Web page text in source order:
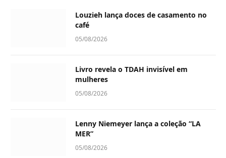
Louzieh lança doces de casamento no
café
05/08/2026
Livro revela o TDAH invisível em
mulheres
05/08/2026
Lenny Niemeyer lança a coleção “LA
MER”
05/08/2026